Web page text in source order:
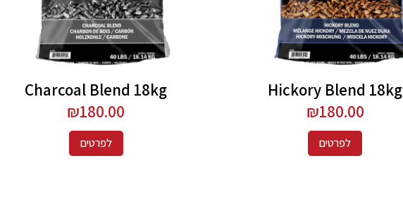
Hickory Blend 18kg
₪180.00
לפרטים
Charcoal Blend 18kg
₪180.00
לפרטים